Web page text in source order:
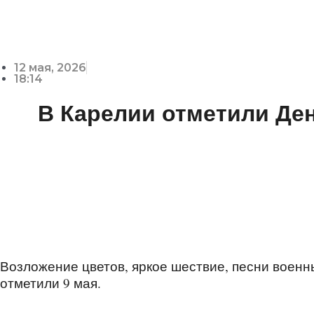
12 мая, 2026
18:14
В Карелии отметили
Возложение цветов, яркое шествие, песни
отметили 9 мая.